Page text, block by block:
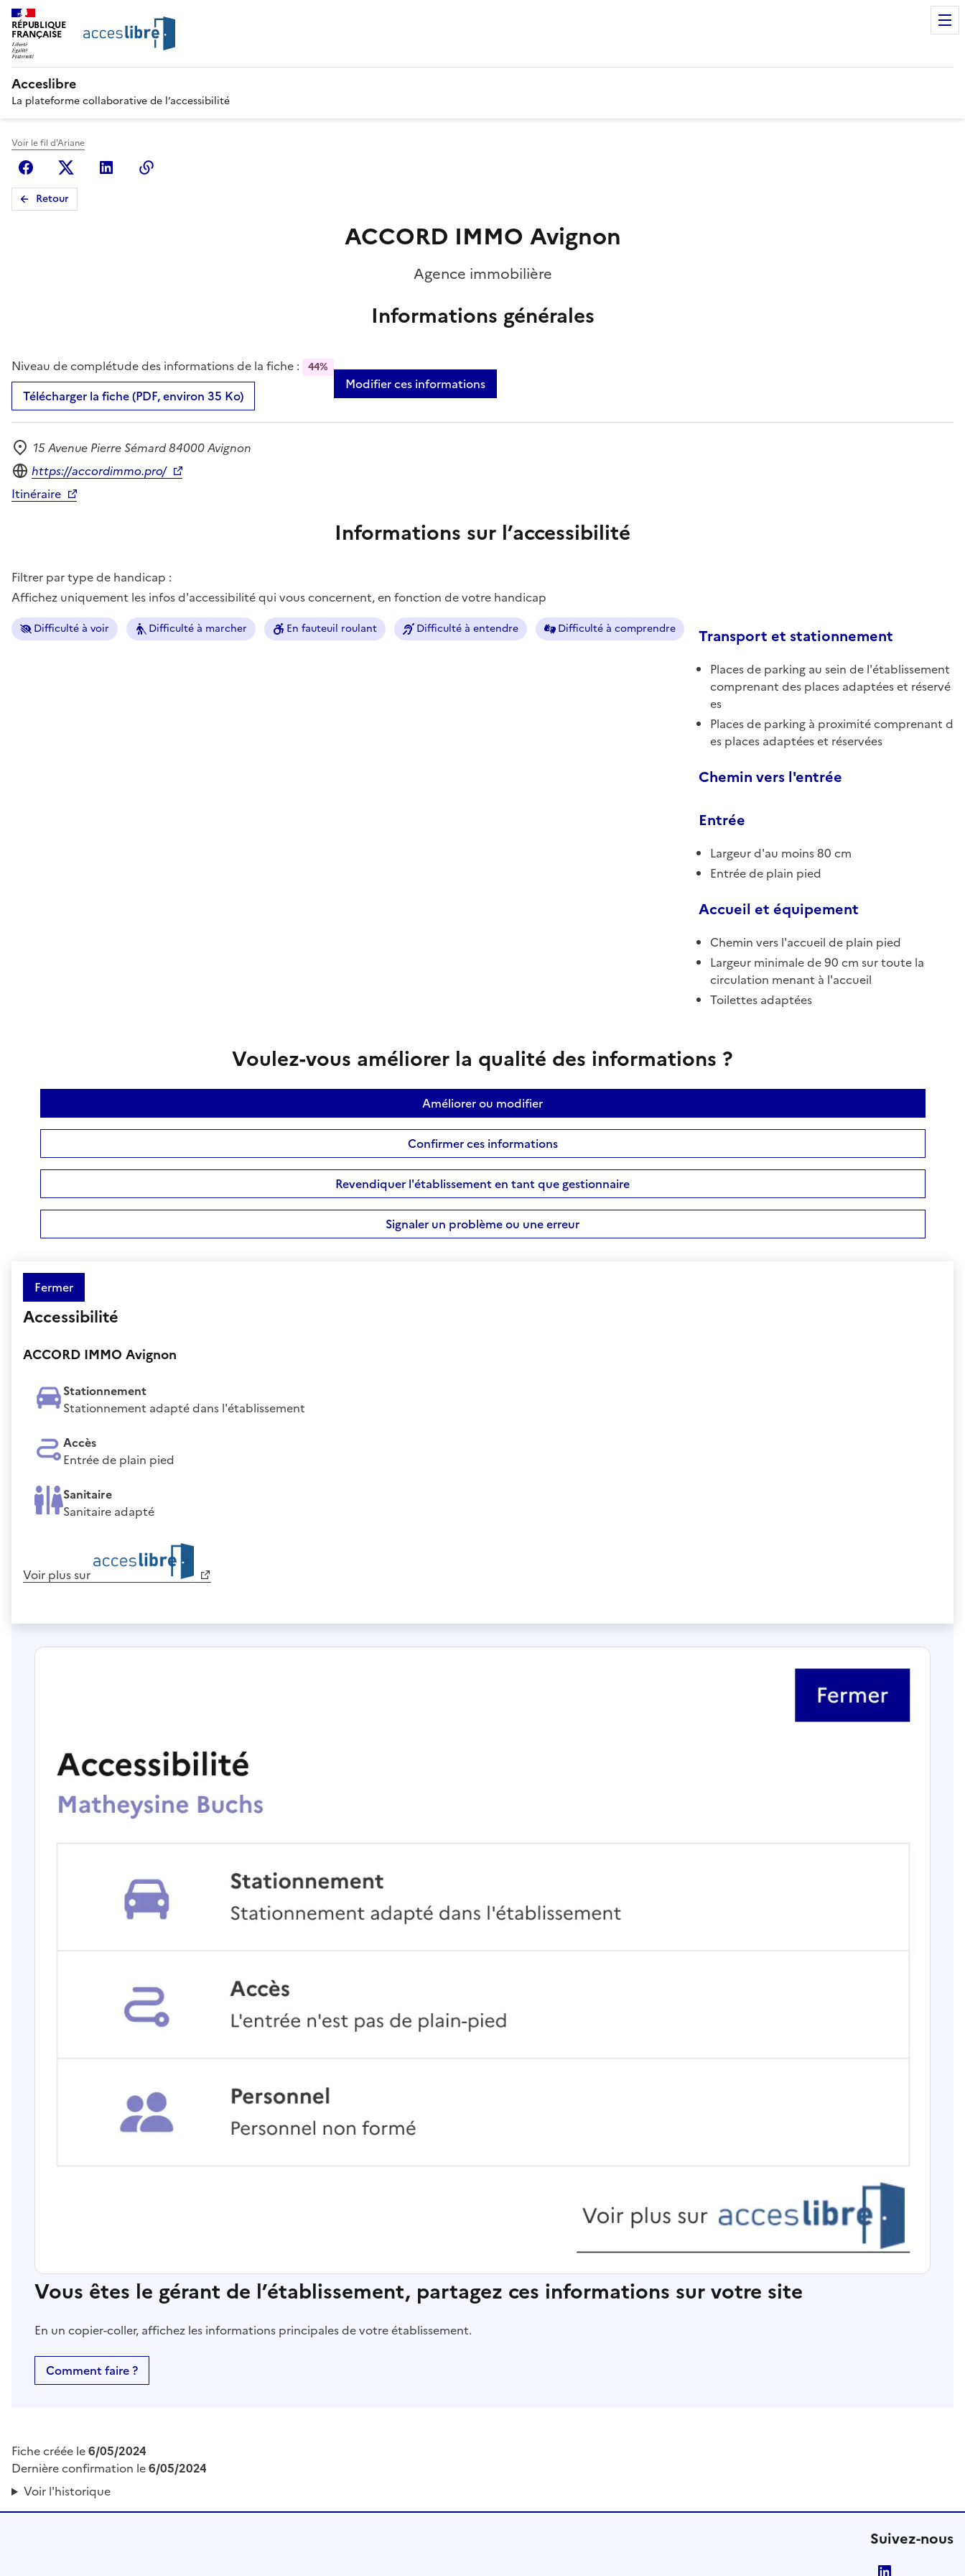
RÉPUBLIQUE
FRANÇAISE
Acceslibre
La plateforme collaborative de l’accessibilité
Voir le fil d'Ariane
FacebookX (anciennement Twitter)
Linkedin
Retour
ACCORD IMMO Avignon
Agence immobilière
Informations générales
Niveau de complétude des informations de la fiche : 44%
Télécharger la fiche (PDF, environ 35 Ko)
Modifier ces informations
Adresse
15 Avenue Pierre Sémard 84000 Avignon
Site internet
https://accordimmo.pro/
Itinéraire
Informations sur l’accessibilité
Filtrer par type de handicap :
Affichez uniquement les infos d'accessibilité qui vous concernent, en fonction de votre handicap
Difficulté à voir Difficulté à marcher En fauteuil roulant Difficulté à entendre Difficulté à comprendre Transport et stationnement
Places de parking au sein de l'établissement
comprenant des places adaptées et réservé
es
Places de parking à proximité comprenant d
es places adaptées et réservées
Chemin vers l'entrée
Entrée
Largeur d'au moins 80 cm
Entrée de plain pied
Accueil et équipement
Chemin vers l'accueil de plain pied
Largeur minimale de 90 cm sur toute la
circulation menant à l'accueil
Toilettes adaptées
Voulez-vous améliorer la qualité des informations ?
Améliorer ou modifier
Confirmer ces informations
Revendiquer l'établissement en tant que gestionnaire
Signaler un problème ou une erreur
Fermer
Accessibilité
ACCORD IMMO Avignon
Stationnement
Stationnement adapté dans l'établissement
Accès
Entrée de plain pied
Sanitaire
Sanitaire adapté
Voir plus sur
Vous êtes le gérant de l’établissement, partagez ces informations sur votre site
En un copier-coller, affichez les informations principales de votre établissement.
Comment faire ?
Fiche créée le6/05/2024
Dernière confirmation le6/05/2024
Voir l'historique
Suivez-nous